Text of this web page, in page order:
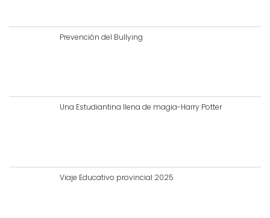
Prevención del Bullying
Una Estudiantina llena de magia-Harry Potter
Viaje Educativo provincial 2025